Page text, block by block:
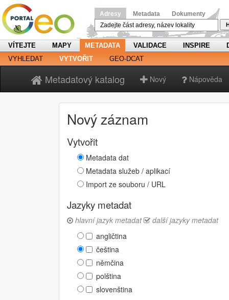
Adresy Metadata Dokumenty
VÍTEJTE MAPY METADATA VALIDACE INSPIRE
VYHLEDAT
VYTVOŘIT GEO-DCAT